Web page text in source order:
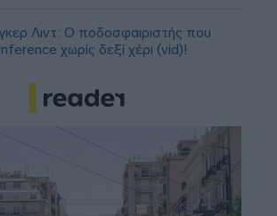
Λιντ: Ο ποδοσφαιριστής που
χωρίς δεξί χέρι (vid)!